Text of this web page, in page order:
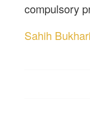
compulsory
Sahih